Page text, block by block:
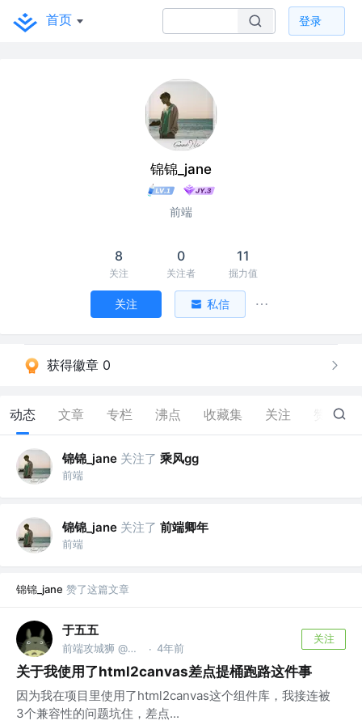
首页 登录
锦锦_jane
前端
8
关注
0
关注者
11
掘力值
关注 私信
获得徽章 0
动态 文章 专栏 沸点 收藏集 关注 1
锦锦_jane 关注了 乘风gg
前端
锦锦_jane 关注了 前端卿年
前端
锦锦_jane 赞了这篇文章
于五五
前端攻城狮 @于五五 · 4年前
关注
关于我使用了html2canvas差点提桶跑路这件事
因为我在项目里使用了html2canvas这个组件库，我接连被
3个兼容性的问题坑住，差点...